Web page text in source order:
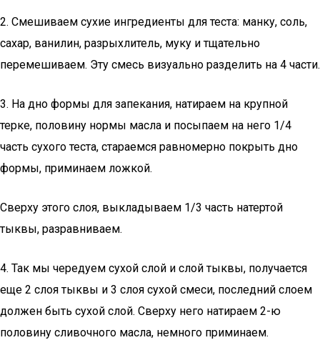
2. Смешиваем сухие ингредиенты для теста: манку, соль,
сахар, ванилин, разрыхлитель, муку и тщательно
перемешиваем. Эту смесь визуально разделить на 4 части.
3. На дно формы для запекания, натираем на крупной
терке, половину нормы масла и посыпаем на него 1/4
часть сухого теста, стараемся равномерно покрыть дно
формы, приминаем ложкой.
Сверху этого слоя, выкладываем 1/3 часть натертой
тыквы, разравниваем.
4. Так мы чередуем сухой слой и слой тыквы, получается
еще 2 слоя тыквы и 3 слоя сухой смеси, последний слоем
должен быть сухой слой. Сверху него натираем 2-ю
половину сливочного масла, немного приминаем.